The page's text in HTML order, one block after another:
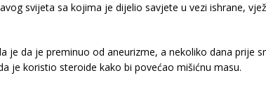
svijeta sa kojima je dijelio savjete u vezi ishrane,
je da je preminuo od aneurizme, a nekoliko dana prije
je koristio steroide kako bi povećao mišićnu masu.